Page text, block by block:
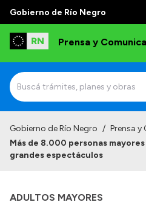
Gobierno de Río Negro
Prensa y
Institucional
Referentes de prensa
Gobierno de Río Negro / Prensa
Más de 8.000 personas
grandes espectáculos
ADULTOS MAYORES